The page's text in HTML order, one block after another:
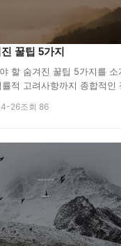
꿀팁 5가지
할 숨겨진 꿀팁 5가지를 소
적 고려사항까지 종합적인
26조회 86